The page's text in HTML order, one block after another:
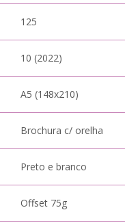
125
10 (2022)
A5 (148x210)
Brochura c/ orelha
Preto e branco
Offset 75g